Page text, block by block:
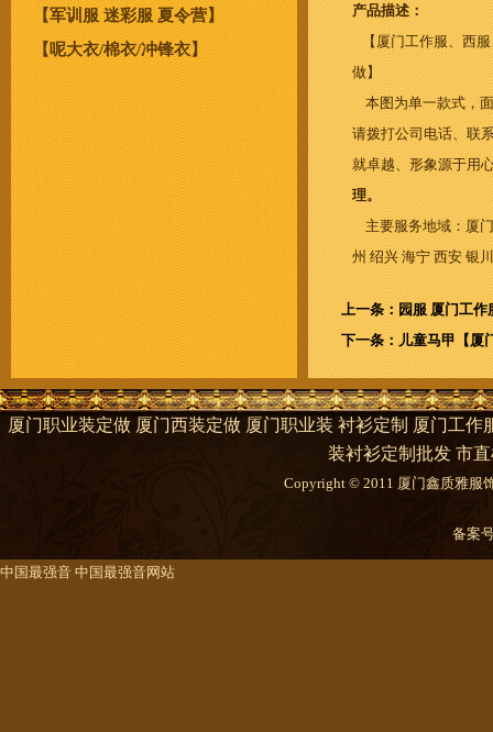
【军训服 迷彩服 夏令营】
【呢大衣/棉衣/冲锋衣】
产品描述：
【厦门工作服、西服
做】
本图为单一款式，面
请拨打公司电话、联
就卓越、形象源于用
理。
主要服务地域：厦门
州 绍兴 海宁 西安 银
上一条：园服 厦门工
下一条：儿童马甲【厦
厦门职业装定做 厦门西装定做 厦门职业装 衬衫定制 厦门工
装衬衫定制批发 市
Copyright © 2011 厦门鑫质雅服
备案
中国最强音 中国最强音网站